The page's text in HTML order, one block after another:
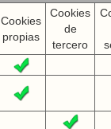
Cookies
propias
Cookies
de
tercero